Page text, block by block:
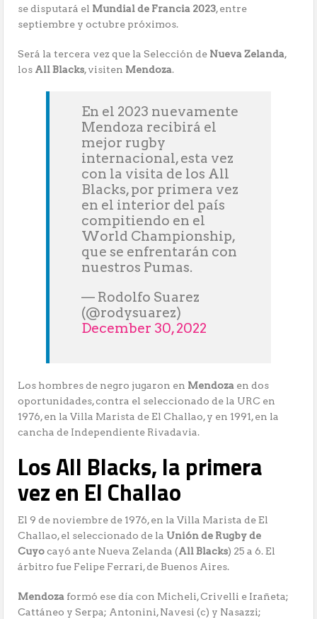
se disputará el Mundial de Francia 2023, entre
septiembre y octubre próximos.
Será la tercera vez que la Selección de Nueva Zelanda,
los All Blacks, visiten Mendoza.
En el 2023 nuevamente
Mendoza recibirá el
mejor rugby
internacional, esta vez
con la visita de los All
Blacks, por primera vez
en el interior del país
compitiendo en el
World Championship,
que se enfrentarán con
nuestros Pumas.
— Rodolfo Suarez
(@rodysuarez)
December 30, 2022
Los hombres de negro jugaron en Mendoza en dos
oportunidades, contra el seleccionado de la URC en
1976, en la Villa Marista de El Challao, y en 1991, en la
cancha de Independiente Rivadavia.
Los All Blacks, la primera
vez en El Challao
El 9 de noviembre de 1976, en la Villa Marista de El
Challao, el seleccionado de la Unión de Rugby de
Cuyocayó ante Nueva Zelanda (All Blacks) 25 a 6. El
árbitro fue Felipe Ferrari, de Buenos Aires.
Mendoza formó ese día con Micheli, Crivelli e Irañeta;
Cattáneo y Serpa; Antonini, Navesi (c) y Nasazzi;